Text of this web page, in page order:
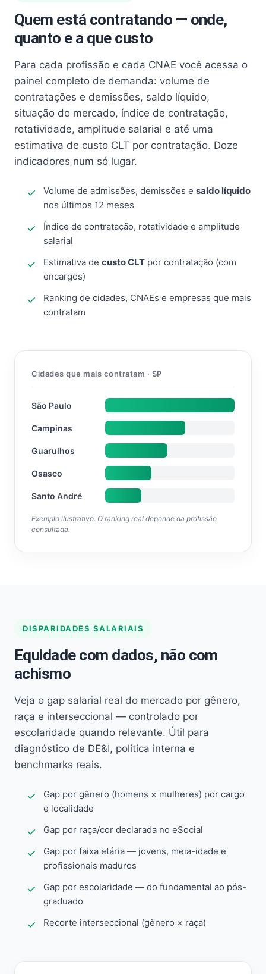
Quem está contratando — onde,
quanto e a que custo
Para cada profissão e cada CNAE você acessa o
painel completo de demanda: volume de
contratações e demissões, saldo líquido,
situação do mercado, índice de contratação,
rotatividade, amplitude salarial e até uma
estimativa de custo CLT por contratação. Doze
indicadores num só lugar.
Volume de admissões, demissões e saldo líquido
nos últimos 12 meses
Índice de contratação, rotatividade e amplitude
salarial
Estimativa de custo CLT por contratação (com
encargos)
Ranking de cidades, CNAEs e empresas que mais
contratam
Cidades que mais contratam · SP
São Paulo
Campinas
Guarulhos
Osasco
Santo André
Exemplo ilustrativo. O ranking real depende da profissão
consultada.
DISPARIDADES SALARIAIS
Equidade com dados, não com
achismo
Veja o gap salarial real do mercado por gênero,
raça e interseccional — controlado por
escolaridade quando relevante. Útil para
diagnóstico de DE&I, política interna e
benchmarks reais.
Gap por gênero (homens × mulheres) por cargo
e localidade
Gap por raça/cor declarada no eSocial
Gap por faixa etária — jovens, meia-idade e
profissionais maduros
Gap por escolaridade — do fundamental ao pós-
graduado
Recorte interseccional (gênero × raça)